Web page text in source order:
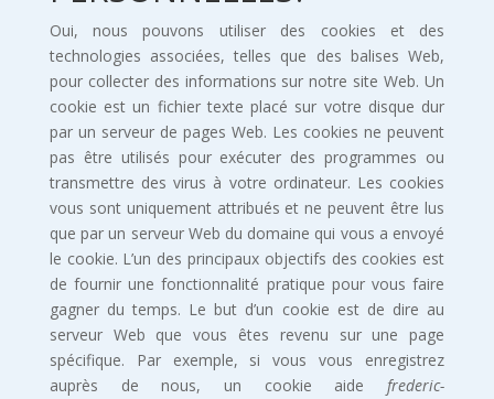
Oui, nous pouvons utiliser des cookies et des
technologies associées, telles que des balises Web,
pour collecter des informations sur notre site Web. Un
cookie est un fichier texte placé sur votre disque dur
par un serveur de pages Web. Les cookies ne peuvent
pas être utilisés pour exécuter des programmes ou
transmettre des virus à votre ordinateur. Les cookies
vous sont uniquement attribués et ne peuvent être lus
que par un serveur Web du domaine qui vous a envoyé
le cookie. L’un des principaux objectifs des cookies est
de fournir une fonctionnalité pratique pour vous faire
gagner du temps. Le but d’un cookie est de dire au
serveur Web que vous êtes revenu sur une page
spécifique. Par exemple, si vous vous enregistrez
auprès de nous, un cookie aidefrederic-